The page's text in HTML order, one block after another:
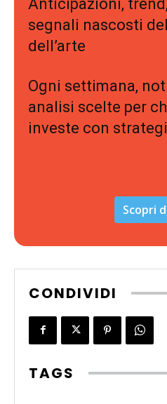
Anticipazioni,
segnali nascosti
dell’arte
Ogni settimana,
analisi scelte per
investe con
Scopri
CONDIVIDI
TAGS